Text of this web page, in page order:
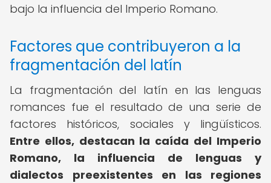
bajo la influencia del Imperio Romano.
Factores que contribuyeron a la
fragmentación del latín
La fragmentación del latín en las lenguas
romances fue el resultado de una serie de
factores históricos, sociales y lingüísticos.
Entre ellos, destacan la caída del Imperio
Romano, la influencia de lenguas y
dialectos preexistentes en las regiones